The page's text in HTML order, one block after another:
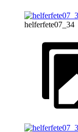
helferfete07_34